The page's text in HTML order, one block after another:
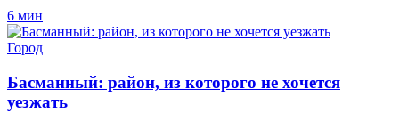
6 мин
Город
Басманный: район, из которого не хочется
уезжать